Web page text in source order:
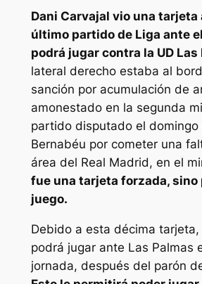
Dani Carvajal vio una tarjeta
último partido de Liga ante
podrá jugar contra la UD Las
lateral derecho estaba al
sanción por acumulación de
amonestado en la segunda
partido disputado el domingo
Bernabéu por cometer una
área del Real Madrid, en el
fue una tarjeta forzada, sino
juego.
Debido a esta décima tarjeta,
podrá jugar ante Las Palmas
jornada, después del parón